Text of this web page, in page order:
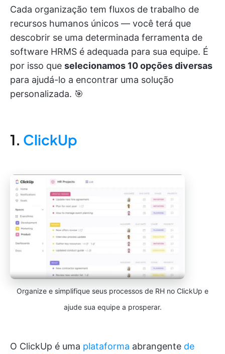
Cada organização tem fluxos de trabalho de
recursos humanos únicos — você terá que
descobrir se uma determinada ferramenta de
software HRMS é adequada para sua equipe. É
por isso que selecionamos 10 opções diversas
para ajudá-lo a encontrar uma solução
personalizada. 🎯
1. ClickUp
Organize e simplifique seus processos de RH no ClickUp e
ajude sua equipe a prosperar.
O ClickUp é uma plataforma abrangente de